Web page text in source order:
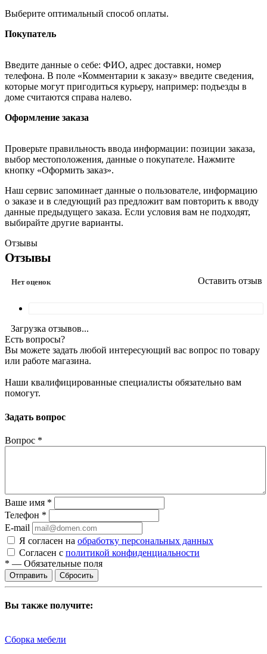
Выберите оптимальный способ оплаты.
Покупатель
Введите данные о себе: ФИО, адрес доставки, номер
телефона. В поле «Комментарии к заказу» введите сведения,
которые могут пригодиться курьеру, например: подъезды в
доме считаются справа налево.
Оформление заказа
Проверьте правильность ввода информации: позиции заказа,
выбор местоположения, данные о покупателе. Нажмите
кнопку «Оформить заказ».
Наш сервис запоминает данные о пользователе, информацию
о заказе и в следующий раз предложит вам повторить к вводу
данные предыдущего заказа. Если условия вам не подходят,
выбирайте другие варианты.
Отзывы
Отзывы
Нет оценок Оставить отзыв
Загрузка отзывов...
Есть вопросы?
Вы можете задать любой интересующий вас вопрос по товару
или работе магазина.
Наши квалифицированные специалисты обязательно вам
помогут.
Задать вопрос
Вопрос *
Ваше имя *
Телефон *
E-mail
Я согласен на обработку персональных данных
Согласен с политикой конфиденциальности
* — Обязательные поля
Сбросить
Вы также получите:
Сборка мебели